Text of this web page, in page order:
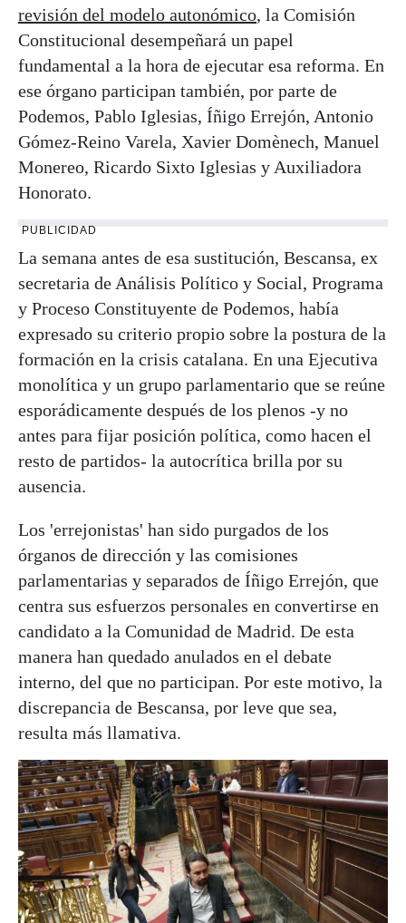
revisión del modelo autonómico, la Comisión
Constitucional desempeñará un papel
fundamental a la hora de ejecutar esa reforma. En
ese órgano participan también, por parte de
Podemos, Pablo Iglesias, Íñigo Errejón, Antonio
Gómez-Reino Varela, Xavier Domènech, Manuel
Monereo, Ricardo Sixto Iglesias y Auxiliadora
Honorato.
PUBLICIDAD
La semana antes de esa sustitución, Bescansa, ex
secretaria de Análisis Político y Social, Programa
y Proceso Constituyente de Podemos, había
expresado su criterio propio sobre la postura de la
formación en la crisis catalana. En una Ejecutiva
monolítica y un grupo parlamentario que se reúne
esporádicamente después de los plenos -y no
antes para fijar posición política, como hacen el
resto de partidos- la autocrítica brilla por su
ausencia.
Los 'errejonistas' han sido purgados de los
órganos de dirección y las comisiones
parlamentarias y separados de Íñigo Errejón, que
centra sus esfuerzos personales en convertirse en
candidato a la Comunidad de Madrid. De esta
manera han quedado anulados en el debate
interno, del que no participan. Por este motivo, la
discrepancia de Bescansa, por leve que sea,
resulta más llamativa.